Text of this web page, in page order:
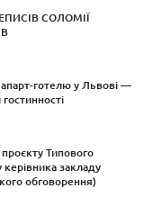
СОЛОМІЇ
готелю у Львові —
Типового
закладу
обговорення)